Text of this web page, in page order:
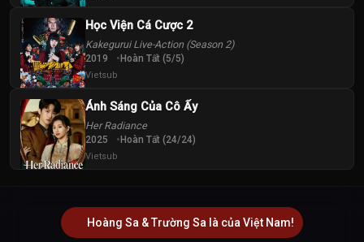
Học Viện Cá Cược 2
Kakegurui Live-Action (Season 2)
2019 Hoàn Tất (5/5)
Vietsub
Ánh Sáng Của Cô Ấy
Her Radiance
2025 Hoàn Tất (24/24)
Vietsub
Hoàng Sa & Trường Sa là của Việt Nam!